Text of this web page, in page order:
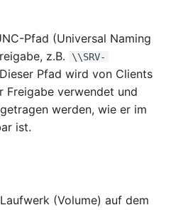
Pfad (Universal Naming
z.B.
\\SRV-
Pfad wird von Clients
Freigabe verwendet und
werden, wie er im
ist.
(Volume) auf dem